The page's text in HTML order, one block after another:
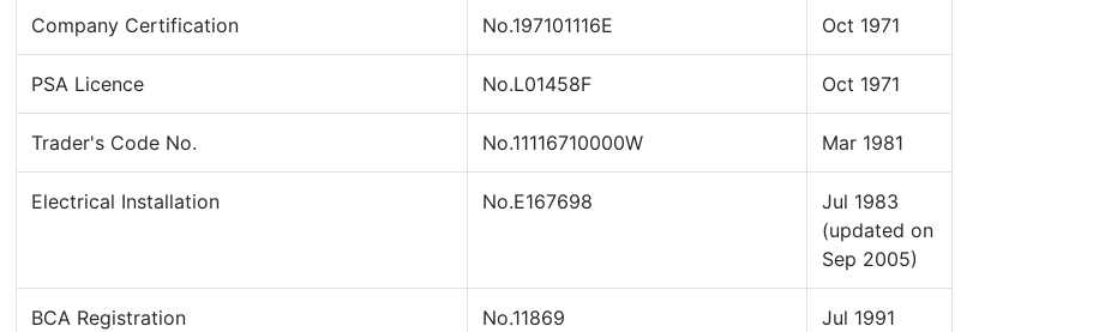
Company Certification No.197101116E Oct 1971
PSA Licence No.L01458F Oct 1971
Trader's Code No. No.11116710000W Mar 1981
Electrical Installation No.E167698
Jul 1983
(updated on
Sep 2005)
BCA Registration No.11869 Jul 1991